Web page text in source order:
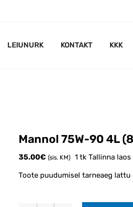
LEIUNURK KONTAKT KKK
Mannol 75W-90 4L
35.00€ (sis. KM) 1 tk Tallinna laos
Toote puudumisel tarneaeg